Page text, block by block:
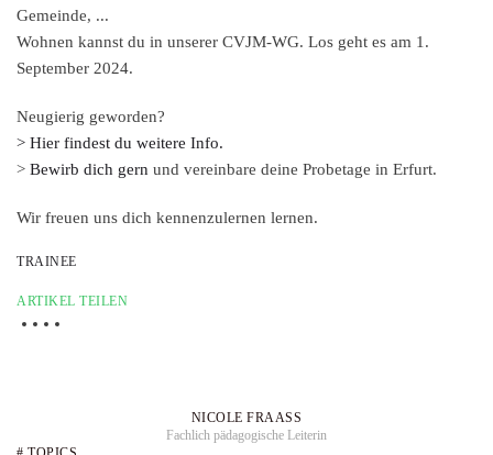
Gemeinde, ...
Wohnen kannst du in unserer CVJM-WG. Los geht es am 1.
September 2024.
Neugierig geworden?
> Hier findest du weitere Info.
> Bewirb dich gern und vereinbare deine Probetage in Erfurt.
Wir freuen uns dich kennenzulernen lernen.
TRAINEE
ARTIKEL TEILEN
NICOLE FRAASS
Fachlich pädagogische Leiterin